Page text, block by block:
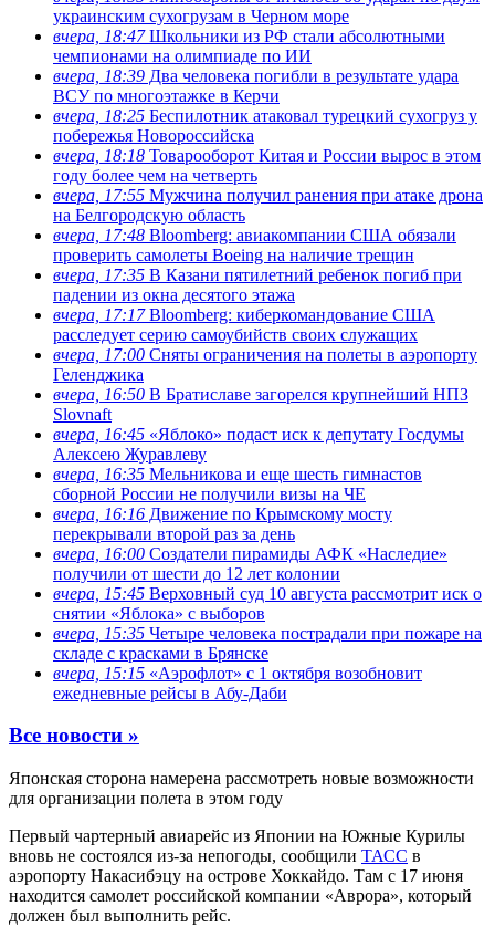
украинским сухогрузам в Черном море
вчера, 18:47Школьники из РФ стали абсолютными
чемпионами на олимпиаде по ИИ
вчера, 18:39 Два человека погибли в результате удара
ВСУ по многоэтажке в Керчи
вчера, 18:25 Беспилотник атаковал турецкий сухогруз у
побережья Новороссийска
вчера, 18:18 Товарооборот Китая и России вырос в этом
году более чем на четверть
вчера, 17:55 Мужчина получил ранения при атаке дрона
на Белгородскую область
вчера, 17:48 Bloomberg: авиакомпании США обязали
проверить самолеты Boeing на наличие трещин
вчера, 17:35 В Казани пятилетний ребенок погиб при
падении из окна десятого этажа
вчера, 17:17Bloomberg: киберкомандование США
расследует серию самоубийств своих служащих
вчера, 17:00 Сняты ограничения на полеты в аэропорту
Геленджика
вчера, 16:50 В Братиславе загорелся крупнейший НПЗ
Slovnaft
вчера, 16:45 «Яблоко» подаст иск к депутату Госдумы
Алексею Журавлеву
вчера, 16:35 Мельникова и еще шесть гимнастов
сборной России не получили визы на ЧЕ
вчера, 16:16 Движение по Крымскому мосту
перекрывали второй раз за день
вчера, 16:00 Создатели пирамиды АФК «Наследие»
получили от шести до 12 лет колонии
вчера, 15:45 Верховный суд 10 августа рассмотрит иск о
снятии «Яблока» с выборов
вчера, 15:35 Четыре человека пострадали при пожаре на
складе с красками в Брянске
вчера, 15:15 «Аэрофлот» с 1 октября возобновит
ежедневные рейсы в Абу-Даби
Все новости »
Японская сторона намерена рассмотреть новые возможности
для организации полета в этом году
Первый чартерный авиарейс из Японии на Южные Курилы
вновь не состоялся из-за непогоды, сообщили ТАСС в
аэропорту Накасибэцу на острове Хоккайдо. Там с 17 июня
находится самолет российской компании «Аврора», который
должен был выполнить рейс.